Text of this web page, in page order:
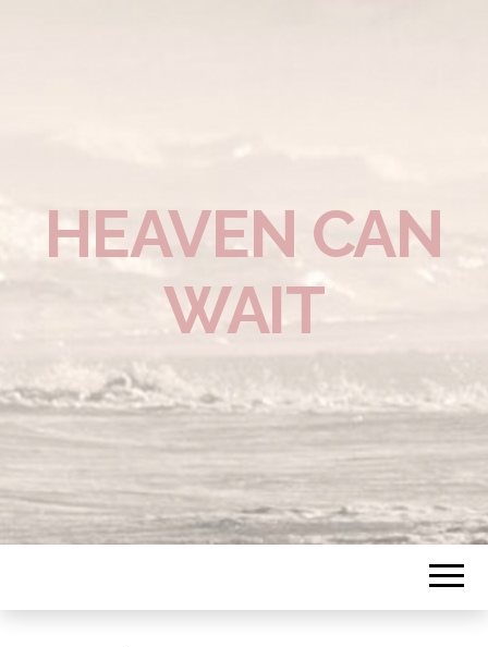
HEAVEN CAN
WAIT